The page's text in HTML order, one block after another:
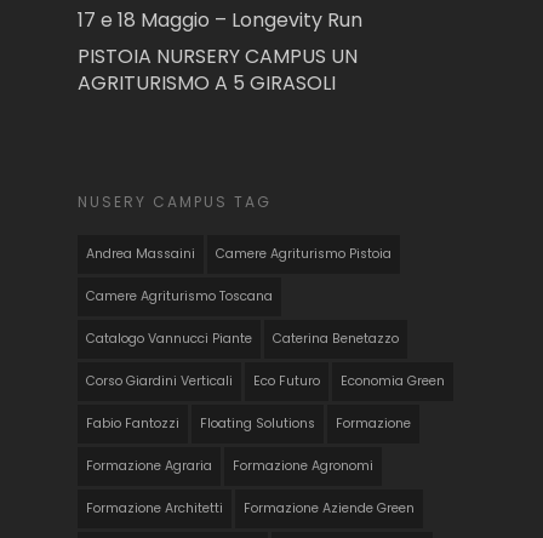
17 e 18 Maggio – Longevity Run
PISTOIA NURSERY CAMPUS UN
AGRITURISMO A 5 GIRASOLI
NUSERY CAMPUS TAG
Andrea Massaini Camere Agriturismo Pistoia
Camere Agriturismo Toscana
Catalogo Vannucci Piante Caterina Benetazzo
Corso Giardini Verticali Eco Futuro Economia Green
Fabio Fantozzi Floating Solutions Formazione
Formazione Agraria Formazione Agronomi
Formazione Architetti Formazione Aziende Green